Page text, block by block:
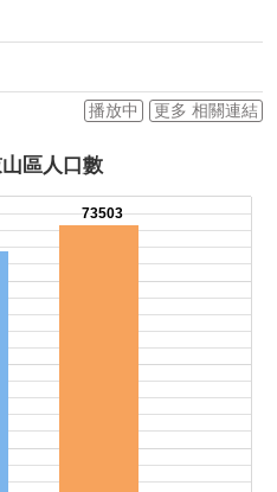
法專區
更多 相關連結
區人口數